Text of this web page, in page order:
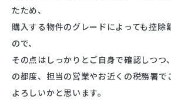
たため、
購入する物件のグレードによっても控除
ので、
その点はしっかりとご自身で確認しつつ
の都度、担当の営業やお近くの税務署で
よろしいかと思います。